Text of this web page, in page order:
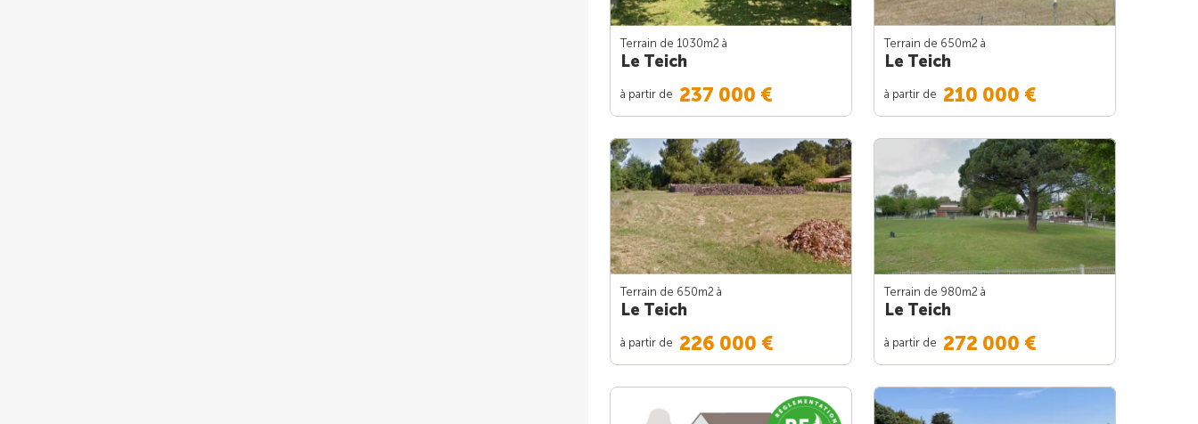
Terrain de 1030m2 à
Le Teich
à partir de 237 000 €
Terrain de 650m2 à
Le Teich
à partir de 210 000 €
Terrain de 650m2 à
Le Teich
à partir de 226 000 €
Terrain de 980m2 à
Le Teich
à partir de 272 000 €